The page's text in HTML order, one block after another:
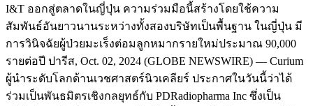
I&T ออกสู่ตลาดในญี่ปุ่น ความร่วมมือนี้สร้างโดยใช้ความ
สัมพันธ์อันยาวนานระหว่างทั้งสองบริษัทเป็นพื้นฐาน ในญี่ปุ่น มี
การวินิจฉัยผู้ป่วยมะเร็งต่อมลูกหมากรายใหม่ประมาณ 90,000
รายต่อปี ปารีส, Oct. 02, 2024 (GLOBE NEWSWIRE) — Curium
ผู้นำระดับโลกด้านเวชศาสตร์นิวเคลียร์ ประกาศในวันนี้ว่าได้
ร่วมเป็นพันธมิตรเชิงกลยุทธ์กับ PDRadiopharma Inc ซึ่งเป็น